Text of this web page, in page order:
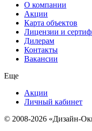
О компании
Акции
Карта объектов
Лицензии и
Дилерам
Контакты
Вакансии
Еще
Акции
Личный кабинет
© 2008-2026 «Дизайн-